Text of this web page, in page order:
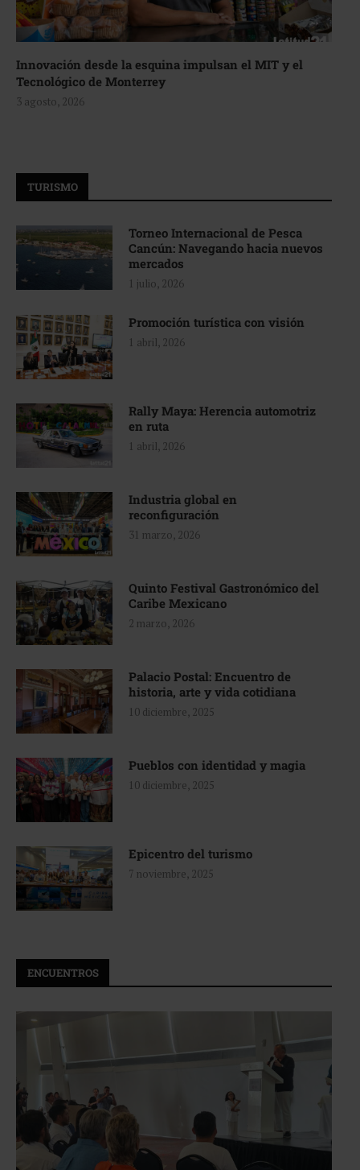
Innovación desde la esquina impulsan el MIT y el
Tecnológico de Monterrey
3 agosto, 2026
TURISMO
Torneo Internacional de Pesca
Cancún: Navegando hacia nuevos
mercados
1 julio, 2026
Promoción turística con visión
1 abril, 2026
Rally Maya: Herencia automotriz
en ruta
1 abril, 2026
Industria global en
reconfiguración
31 marzo, 2026
Quinto Festival Gastronómico del
Caribe Mexicano
2 marzo, 2026
Palacio Postal: Encuentro de
historia, arte y vida cotidiana
10 diciembre, 2025
Pueblos con identidad y magia
10 diciembre, 2025
Epicentro del turismo
7 noviembre, 2025
ENCUENTROS